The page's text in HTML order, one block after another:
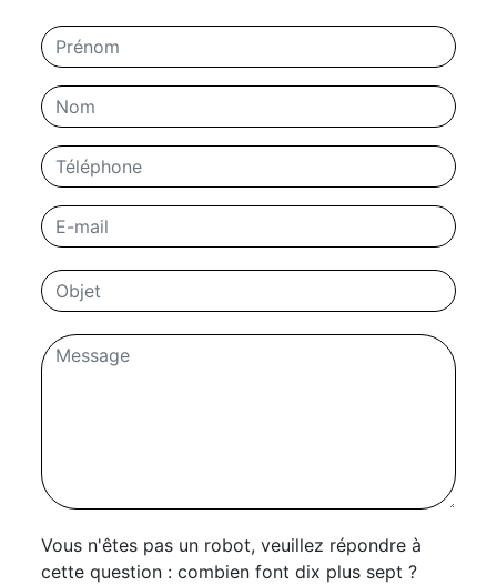
Vous n'êtes pas un robot, veuillez répondre à
cette question : combien font dix plus sept ?